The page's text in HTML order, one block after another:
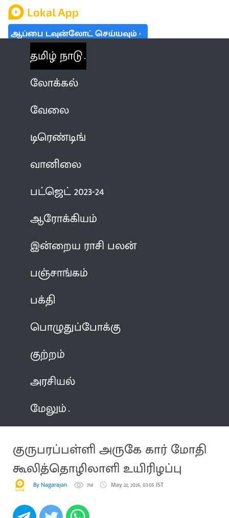
ஆப்பை டவுன்லோட் செய்யவும்
தமிழ் நாடு
லோக்கல்
வேலை
டிரெண்டிங்
வானிலை
பட்ஜெட் 2023-24
ஆரோக்கியம்
இன்றைய ராசி பலன்
பஞ்சாங்கம்
பக்தி
பொழுதுப்போக்கு
குற்றம்
அரசியல்
மேலும்
குருபரப்பள்ளி அருகே கார் மோதி
கூலித்தொழிலாளி உயிரிழப்பு
By Nagarajan 714 May 22, 2026, 03:05 IST